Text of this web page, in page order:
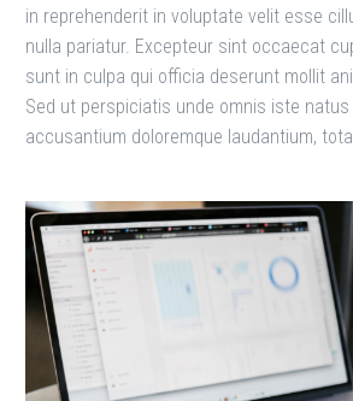
in reprehenderit in voluptate velit esse
nulla pariatur. Excepteur sint occaecat
sunt in culpa qui officia deserunt mollit
Sed ut perspiciatis unde omnis iste
accusantium doloremque laudantium,